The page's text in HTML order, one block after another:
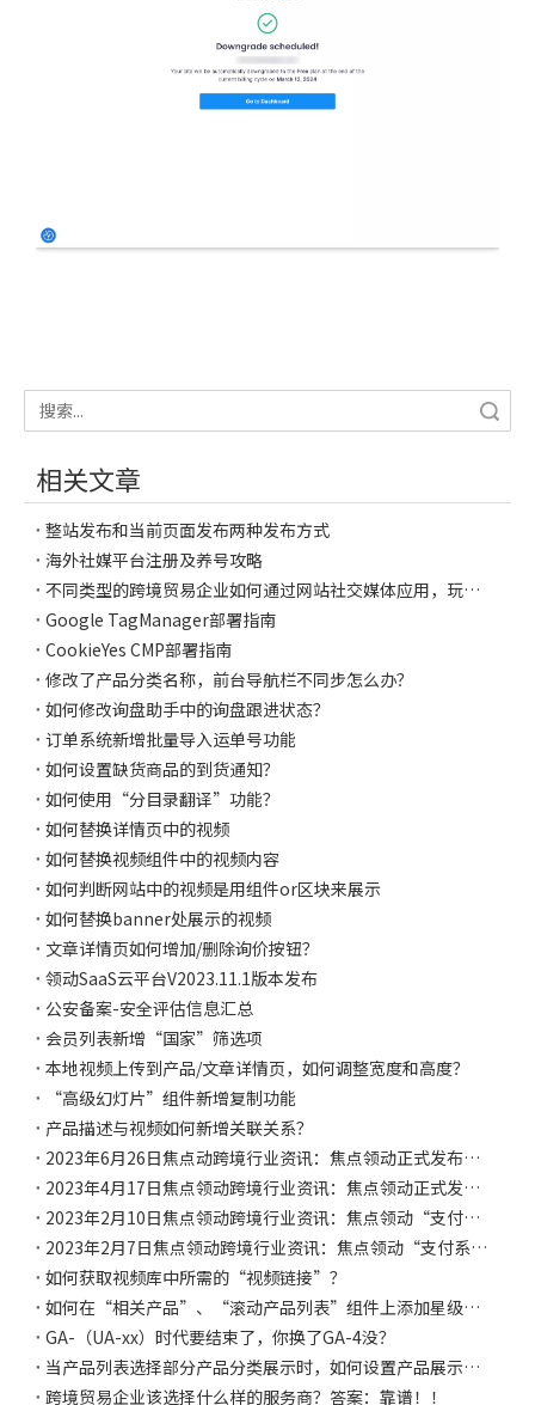
相关文章
整站发布和当前页面发布两种发布方式
海外社媒平台注册及养号攻略
不同类型的跨境贸易企业如何通过网站社交媒体应用，玩转粉丝经济？
Google TagManager部署指南
CookieYes CMP部署指南
修改了产品分类名称，前台导航栏不同步怎么办？
如何修改询盘助手中的询盘跟进状态？
订单系统新增批量导入运单号功能
如何设置缺货商品的到货通知？
如何使用“分目录翻译”功能？
如何替换详情页中的视频
如何替换视频组件中的视频内容
如何判断网站中的视频是用组件or区块来展示
如何替换banner处展示的视频
文章详情页如何增加/删除询价按钮？
领动SaaS云平台V2023.11.1版本发布
公安备案-安全评估信息汇总
会员列表新增“国家”筛选项
本地视频上传到产品/文章详情页，如何调整宽度和高度？
“高级幻灯片”组件新增复制功能
产品描述与视频如何新增关联关系？
2023年6月26日焦点动跨境行业资讯：焦点领动正式发布“询盘助手”系统提升外贸网站询盘管理效率；东盟网购日定于8月举行，年底该区域电子商务将达1139亿美元；超八成美国人打算在独立日购物
2023年4月17日焦点领动跨境行业资讯：焦点领动正式发布上线“领动智文”，智慧赋能网站高效能经营；广交会全面复展折射中国经济动能强劲复苏；第一笔跨境人民币结算业务在巴西成功办理；TikTok Shop支持中国大陆银行卡跨境收款
2023年2月10日焦点领动跨境行业资讯：焦点领动“支付系统2.0”新增支付渠道，前台支付个性化升级；土耳其伊斯肯德伦港大火被扑灭；中国家电产品对中东和东盟出口增长；全球下载量猛增10倍，微软必应集成ChatGPT后需求大爆发
2023年2月7日焦点领动跨境行业资讯：焦点领动“支付系统2.0”新增支付渠道，前台支付个性化升级；2023美国家装关键词热度飙升；2022年冬天印度取暖器需求增加33%；俄罗斯减肥产品迎来需求高峰
如何获取视频库中所需的“视频链接”？
如何在“相关产品”、“滚动产品列表”组件上添加星级评价展示？
GA-（UA-xx）时代要结束了，你换了GA-4没？
当产品列表选择部分产品分类展示时，如何设置产品展示顺序？
跨境贸易企业该选择什么样的服务商？答案：靠谱！！